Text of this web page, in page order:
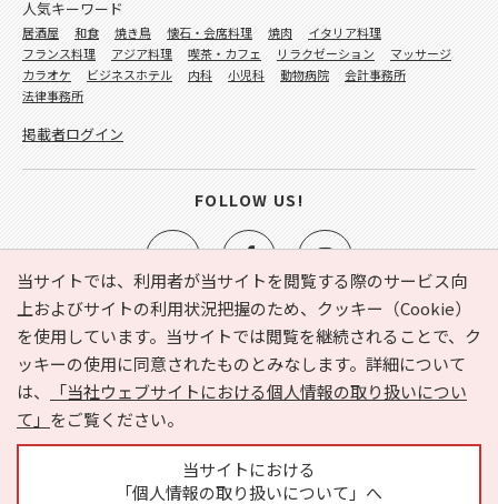
当サイトでは、利用者が当サイトを閲覧する際のサービス向
上およびサイトの利用状況把握のため、クッキー（Cookie）
を使用しています。当サイトでは閲覧を継続されることで、ク
ッキーの使用に同意されたものとみなします。詳細について
は、
「当社ウェブサイトにおける個人情報の取り扱いについ
て」 をご覧ください。
当サイトにおける
「個人情報の取り扱いについて」へ
e-NAVITA（イーナビタ）とは？ お気に入り
ヘルプ
利用規約
個人情報の取り扱いについて
運営会社
サイトマップ
広告掲載に関するお問い合わせ
人気キーワード
居酒屋 和食 焼き鳥 懐石・会席料理 焼肉
イタリア料理
フランス料理
アジア料理 喫茶・カフェ リラクゼーション
マッサージ
カラオケ
ビジネスホテル 内科 小児科 動物病院
会計事務所
法律事務所
掲載者ログイン
FOLLOW US!